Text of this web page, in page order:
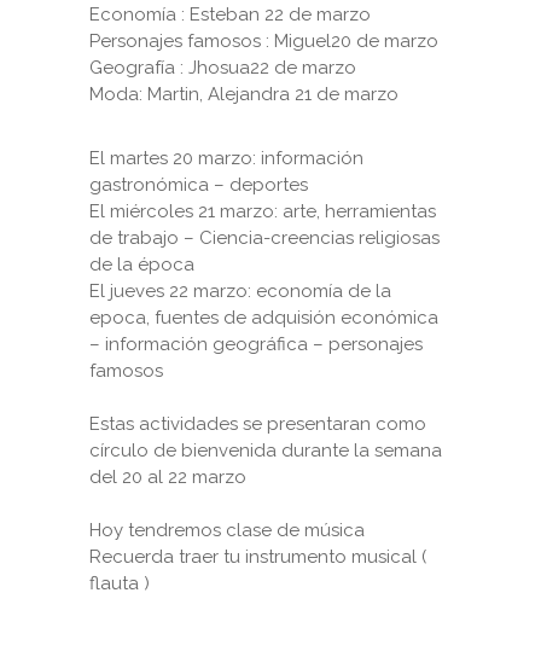
Economía : Esteban 22 de marzo
Personajes famosos : Miguel20 de marzo
Geografía : Jhosua22 de marzo
Moda: Martin, Alejandra 21 de marzo
El martes 20 marzo: información
gastronómica – deportes
El miércoles 21 marzo: arte, herramientas
de trabajo – Ciencia-creencias religiosas
de la época
El jueves 22 marzo: economía de la
epoca, fuentes de adquisión económica
– información geográfica – personajes
famosos
Estas actividades se presentaran como
círculo de bienvenida durante la semana
del 20 al 22 marzo
Hoy tendremos clase de música
Recuerda traer tu instrumento musical (
flauta )